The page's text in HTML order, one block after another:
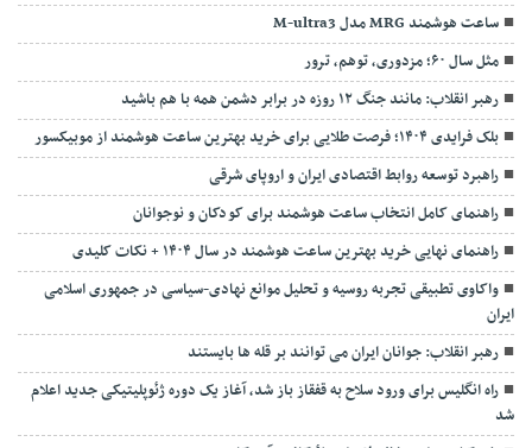
ساعت هوشمند MRG مدل M-ultra3
مثل سال ۶۰؛ مزدوری، توهم، ترور
رهبر انقلاب: مانند جنگ ۱۲ روزه در برابر دشمن همه با هم باشید
بلک فرایدی ۱۴۰۴؛ فرصت طلایی برای خرید بهترین ساعت هوشمند از موبیکسور
راهبرد توسعه روابط اقتصادی ایران و اروپای شرقی
راهنمای کامل انتخاب ساعت هوشمند برای کودکان و نوجوانان
راهنمای نهایی خرید بهترین ساعت هوشمند در سال ۱۴۰۴ + نکات کلیدی
واکاوی تطبیقی تجربه روسیه و تحلیل موانع نهادی-سیاسی در جمهوری اسلامی
ایران
رهبر انقلاب: جوانان ایران می توانند بر قله ها بایستند
راه انگلیس برای ورود سلاح به قفقاز باز شد، آغاز یک دوره ژئوپلیتیکی جدید اعلام
شد